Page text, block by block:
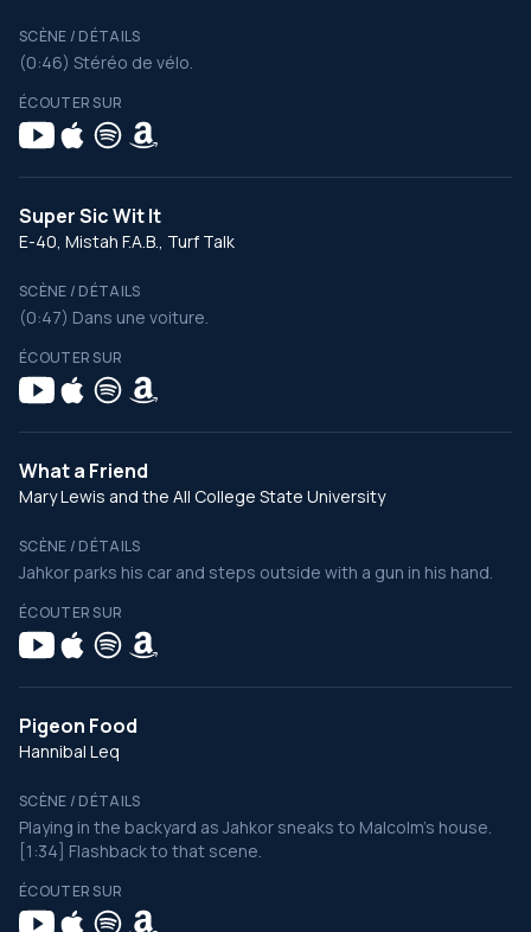
SCÈNE / DÉTAILS
(0:46) Stéréo de vélo.
ÉCOUTER SUR
Super Sic Wit It
E-40, Mistah F.A.B., Turf Talk
SCÈNE / DÉTAILS
(0:47) Dans une voiture.
ÉCOUTER SUR
What a Friend
Mary Lewis and the All College State University
SCÈNE / DÉTAILS
Jahkor parks his car and steps outside with a gun in his hand.
ÉCOUTER SUR
Pigeon Food
Hannibal Leq
SCÈNE / DÉTAILS
Playing in the backyard as Jahkor sneaks to Malcolm's house.
[1:34] Flashback to that scene.
ÉCOUTER SUR